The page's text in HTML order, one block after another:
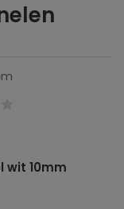
wit 10mm